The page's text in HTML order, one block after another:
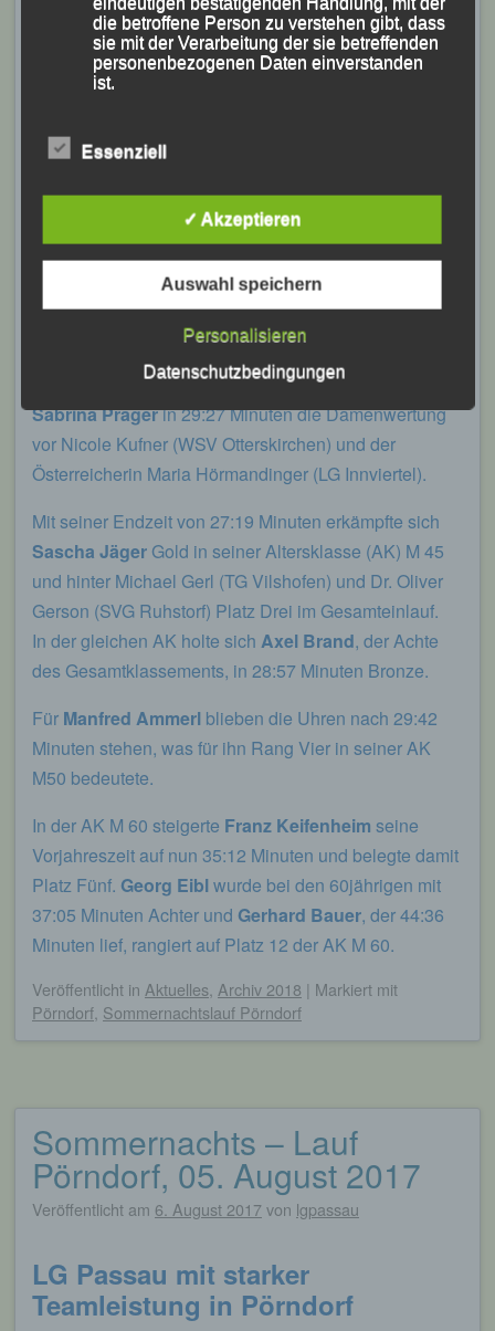
Eibl, Gerhard Bauer, Franz Keifenheim, Manfred Ammerl, Sascha Jäger
und Axel Brand.
(KS.) Mit ausgezeichneten Leistungen glänzten die
Passau bei dem zum Landkreis- und Sparkassen-
zählenden „9. Pörndorfer Sommernachtslaufes“, der
am Samstag bei hochsommerlichen Temperaturen von
der DJK Pörndorf ausgerichtet wurde und bei dem über
320 Teilnehmer auf Strecken zwischen 300 und 7.350
durch die Vilsauen zu bestreiten waren, gewann
Sabrina Pragerin 29:27 Minuten die Damenwertung
vor Nicole Kufner (WSV Otterskirchen) und der
Österreicherin Maria Hörmandinger (LG Innviertel).
Mit seiner Endzeit von 27:19 Minuten erkämpfte sich
Sascha Jäger Gold in seiner Altersklasse (AK) M 45
und hinter Michael Gerl (TG Vilshofen) und Dr. Oliver
Gerson (SVG Ruhstorf) Platz Drei im Gesamteinlauf.
In der gleichen AK holte sich Axel Brand, der Achte
des Gesamtklassements, in 28:57 Minuten Bronze.
Für Manfred Ammerl blieben die Uhren nach 29:42
Minuten stehen, was für ihn Rang Vier in seiner AK
M50 bedeutete.
In der AK M 60 steigerte Franz Keifenheim seine
Vorjahreszeit auf nun 35:12 Minuten und belegte damit
Platz Fünf. Georg Eiblwurde bei den 60jährigen mit
37:05 Minuten Achter und Gerhard Bauer, der 44:36
Minuten lief, rangiert auf Platz 12 der AK M 60.
Veröffentlicht in Aktuelles Archiv 2018 | Markiert mit
Pörndorf Sommernachtslauf Pörndorf
Sommernachts – Lauf
Pörndorf, 05. August 2017
Veröffentlicht am 6. August 2017 von lgpassau
LG Passau mit starker
Teamleistung in Pörndorf
die betroffene Person zu verstehen gibt, dass
sie mit der Verarbeitung der sie betreffenden
personenbezogenen Daten einverstanden
ist.
Verantwortlichen
Verantwortlicher im Sinne der Datenschutz-
Grundverordnung, sonstiger in den Mitgliedstaaten
der Europäischen Union geltenden
Leichtathletik Gemeinschaft Passau
Göttweiger Str. 45
94032 Passau
Deutschland
E-Mail: info@lgpassau.de
Cookies / SessionStorage / LocalStorage
Die Internetseiten verwenden teilweise so
genannte Cookies, LocalStorage und
nutzerfreundlicher, effektiver und sicherer zu
machen. Local Storage und SessionStorage ist
eine Technologie, mit welcher ihr Browser Daten
auf Ihrem Computer oder mobilen Gerät
abspeichert. Cookies sind Textdateien, welche
Computersystem abgelegt und gespeichert
werden. Sie können die Verwendung von Cookies,
LocalStorage und SessionStorage durch
entsprechende Einstellung in Ihrem Browser
verhindern.
Zahlreiche Internetseiten und Server verwenden
Cookie-ID. Eine Cookie-ID ist eine eindeutige
Kennung des Cookies. Sie besteht aus einer
Browser der betroffenen Person von anderen
Internetbrowsern, die andere Cookies enthalten,
zu unterscheiden. Ein bestimmter Internetbrowser
kann über die eindeutige Cookie-ID wiedererkannt
Durch den Einsatz von Cookies kann den Nutzern
dieser Internetseite nutzerfreundlichere Services
bereitstellen, die ohne die Cookie-Setzung nicht
Essenziell
✓ Akzeptieren
Auswahl speichern
Personalisieren
Datenschutzbedingungen